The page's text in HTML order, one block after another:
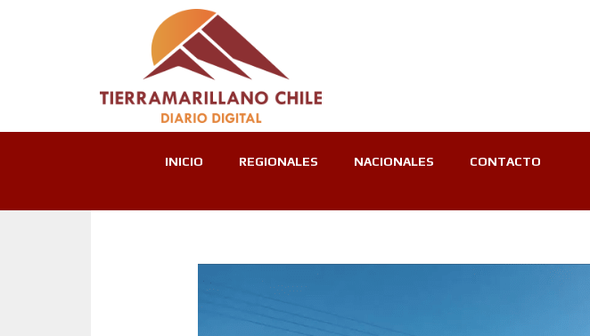
INICIO REGIONALES NACIONALES CONTACTO